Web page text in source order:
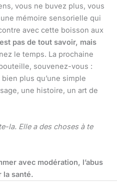
vous ne buvez plus, vous
mémoire sensorielle qui
avec cette boisson aux
pas de tout savoir, mais
le temps. La prochaine
souvenez-vous :
plus qu’une simple
une histoire, un art de
la. Elle a des choses à te
avec modération, l’abus
la santé.